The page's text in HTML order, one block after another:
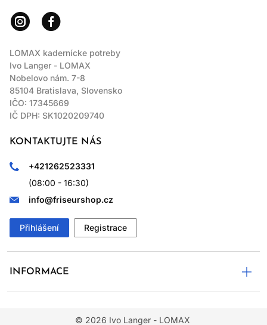
LOMAX kadernícke potreby
Ivo Langer - LOMAX
Nobelovo nám. 7-8
85104 Bratislava, Slovensko
IČO: 17345669
IČ DPH: SK1020209740
KONTAKTUJTE NÁS
+421262523331
(08:00 - 16:30)
info@friseurshop.cz
Přihlášení Registrace
INFORMACE
© 2026 Ivo Langer - LOMAX